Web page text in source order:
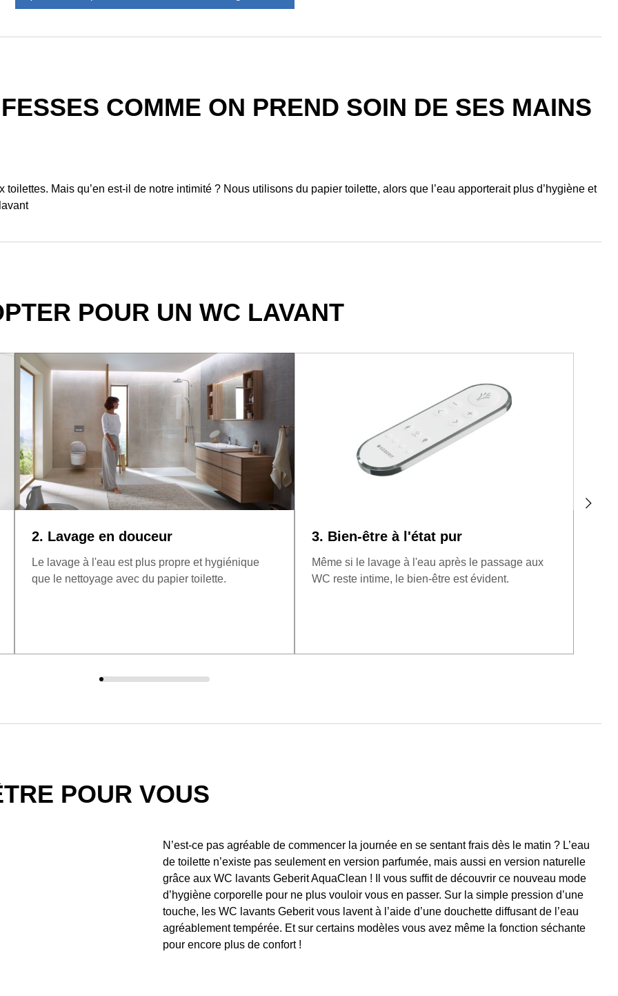
COMME ON PREND SOIN DE SES MAINS
toilettes. Mais qu’en est-il de notre intimité ? Nous utilisons du papier toilette, alors que l’eau apporterait plus d’hygiène et
POUR UN WC LAVANT
2. Lavage en douceur
Le lavage à l'eau est plus propre et hygiénique
que le nettoyage avec du papier toilette.
3. Bien-être à l'état pur
Même si le lavage à l'eau après le passage aux
WC reste intime, le bien-être est évident.
POUR VOUS
N’est-ce pas agréable de commencer la journée en se sentant frais dès le matin ? L’eau
de toilette n’existe pas seulement en version parfumée, mais aussi en version naturelle
grâce aux WC lavants Geberit AquaClean ! Il vous suffit de découvrir ce nouveau mode
d’hygiène corporelle pour ne plus vouloir vous en passer. Sur la simple pression d’une
touche, les WC lavants Geberit vous lavent à l’aide d’une douchette diffusant de l’eau
agréablement tempérée. Et sur certains modèles vous avez même la fonction séchante
pour encore plus de confort !